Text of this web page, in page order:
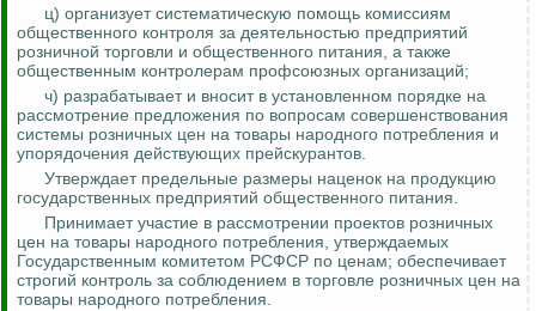
ц) организует систематическую помощь комиссиям
общественного контроля за деятельностью предприятий
розничной торговли и общественного питания, а также
общественным контролерам профсоюзных организаций;
ч) разрабатывает и вносит в установленном порядке на
рассмотрение предложения по вопросам совершенствования
системы розничных цен на товары народного потребления и
упорядочения действующих прейскурантов.
Утверждает предельные размеры наценок на продукцию
государственных предприятий общественного питания.
Принимает участие в рассмотрении проектов розничных
цен на товары народного потребления, утверждаемых
Государственным комитетом РСФСР по ценам; обеспечивает
строгий контроль за соблюдением в торговле розничных цен на
товары народного потребления.